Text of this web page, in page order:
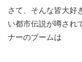
さて、そんな皆大好
い都市伝説が噂され
ナーのブームは